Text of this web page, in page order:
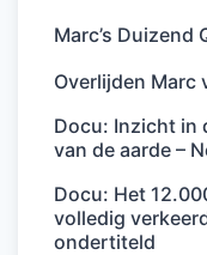
Marc’s
Overlijden Marc
Docu: Inzicht in
van de aarde –
Docu: Het
volledig
ondertiteld